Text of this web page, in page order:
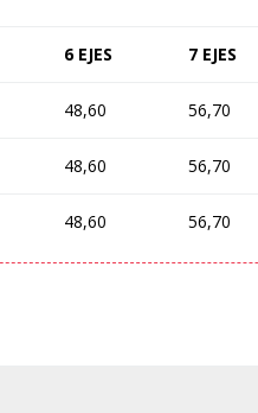
6 EJES 7 EJES
48,60 56,70
48,60 56,70
48,60 56,70